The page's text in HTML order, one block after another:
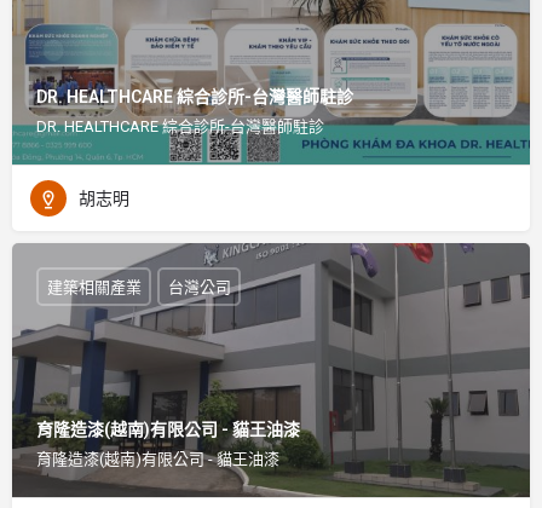
DR. HEALTHCARE 綜合診所-台灣醫師駐診
DR. HEALTHCARE 綜合診所-台灣醫師駐診
胡志明
育隆造漆(越南)有限公司 - 貓王油漆
育隆造漆(越南)有限公司 - 貓王油漆
建築相關產業 台灣公司